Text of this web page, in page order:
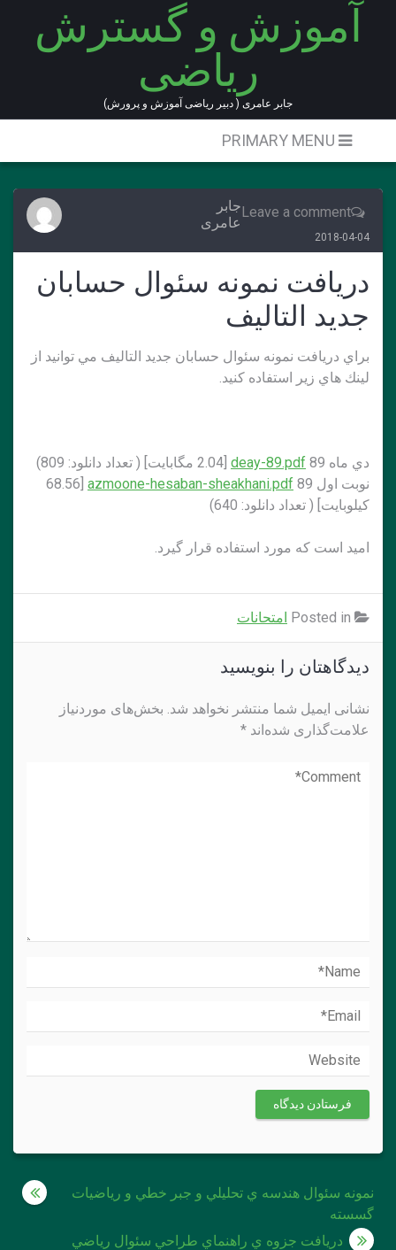
آموزش و گسترش
ریاضی
جابر عامری ( دبیر ریاضی آموزش و پرورش)
Leave a commentجابر
عامری
2018-04-04
دريافت نمونه سئوال حسابان
جديد التاليف
براي دريافت نمونه سئوال حسابان جديد التاليف مي توانيد از
لينك هاي زير استفاده كنيد.
دي ماه 89 deay-89.pdf
نوبت اول 89
azmoone-hesaban-sheakhani.pdf
[68.56
کيلوبايت] ( تعداد دانلود: 640)
اميد است كه مورد استفاده قرار گيرد.
امتحانات
دیدگاهتان را بنویسید
نشانی ایمیل شما منتشر نخواهد شد. بخش‌های موردنیاز
علامت‌گذاری شده‌اند *
راهبری
نوشته
نمونه سئوال هندسه ي تحليلي و جبر خطي و رياضيات
گسسته
دريافت جزوه ي راهنماي طراحي سئوال رياضي